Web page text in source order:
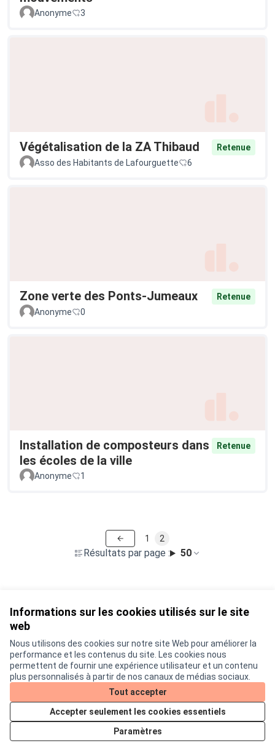
Informations sur les cookies utilisés sur le site
web
Nous utilisons des cookies sur notre site Web pour améliorer la
performance et les contenus du site. Les cookies nous
permettent de fournir une expérience utilisateur et un contenu
plus personnalisés à partir de nos canaux de médias sociaux.
Tout accepter
Accepter seulement les cookies essentiels
Paramètres
Anonyme 3
Végétalisation de la ZA Thibaud
Retenue
Asso des Habitants de Lafourguette
6
Zone verte des Ponts-Jumeaux
Retenue
Anonyme
0
Installation de composteurs dans
les écoles de la ville
Retenue
Anonyme 1
Résultats par page : 50
1 2
Conditions d'utilisation
Paramètres des cookies
Je participe ! sur X
(Lien externe)
Je participe ! sur Facebook
Je participe ! sur Instagram
Site réalisé grâce aulogiciel libre Decidim .
Licence
(Lien